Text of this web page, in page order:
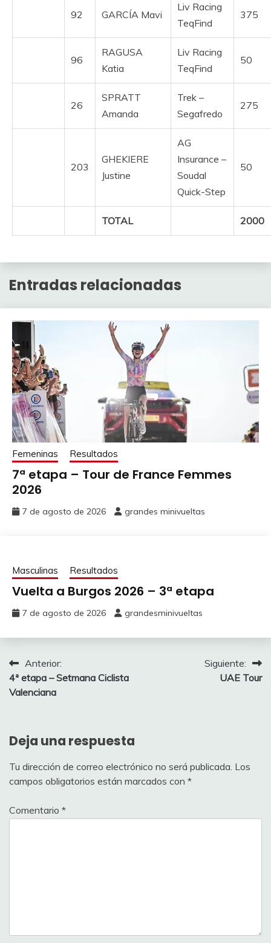
92 GARCÍA Mavi
Liv Racing
TeqFind
375
96
RAGUSA
Katia
Liv Racing
TeqFind
50
26
SPRATT
Amanda
Trek –
Segafredo
275
203
GHEKIERE
Justine
AG
Insurance –
Soudal
Quick-Step
50
TOTAL 2000
Entradas relacionadas
Femeninas Resultados
7ª etapa – Tour de France Femmes
2026
7 de agosto de 2026 grandes minivueltas
Masculinas Resultados
Vuelta a Burgos 2026 – 3ª etapa
7 de agosto de 2026 grandesminivueltas
Navegación
de
Anterior:
4ª etapa – Setmana Ciclista
Valenciana
Siguiente:
UAE Tour
Deja una respuesta
Tu dirección de correo electrónico no será publicada. Los
campos obligatorios están marcados con *
Comentario *